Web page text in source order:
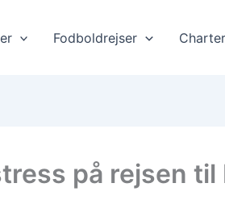
Fodboldrejser
på rejsen til